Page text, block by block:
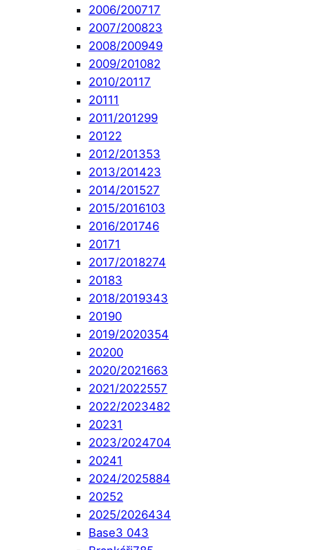
2006/200717
2007/200823
2008/200949
2009/201082
2010/20117
20111
2011/201299
20122
2012/201353
2013/201423
2014/201527
2015/2016103
2016/201746
20171
2017/2018274
20183
2018/2019343
20190
2019/2020354
20200
2020/2021663
2021/2022557
2022/2023482
20231
2023/2024704
20241
2024/2025884
20252
2025/2026434
Base3 043